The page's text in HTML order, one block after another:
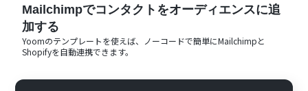
Mailchimpでコンタクトをオーディエンスに追
加する
Yoomのテンプレートを使えば、ノーコードで簡単にMailchimpと
Shopifyを自動連携できます。